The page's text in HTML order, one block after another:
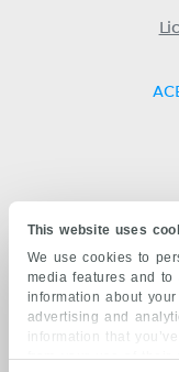
This website uses
We use cookies to
media features and
information about
advertising and
information that
from your use of their